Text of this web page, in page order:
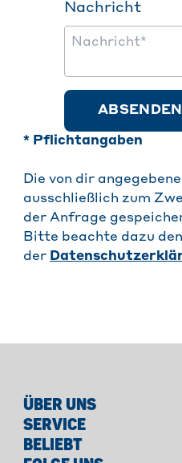
Nachricht
ABSENDEN
* Pflichtangaben
Die von dir
ausschließlich zum
der Anfrage
Bitte beachte dazu
der
ÜBER UNS
SERVICE
BELIEBT